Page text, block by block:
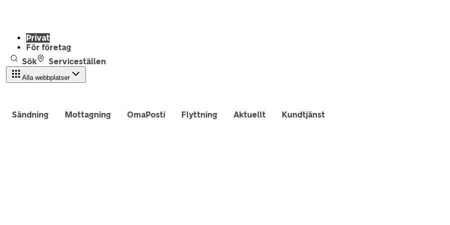
Privat
För företag
Sök
Serviceställen
Alla webbplatser
Sändning Mottagning OmaPosti Flyttning Aktuellt Kundtjänst